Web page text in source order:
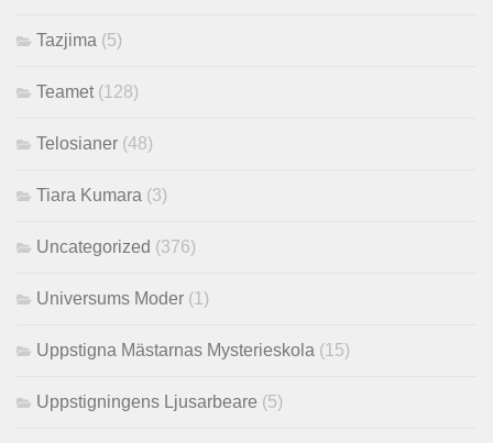
Tazjima (5)
Teamet (128)
Telosianer (48)
Tiara Kumara (3)
Uncategorized (376)
Universums Moder (1)
Uppstigna Mästarnas Mysterieskola (15)
Uppstigningens Ljusarbeare (5)